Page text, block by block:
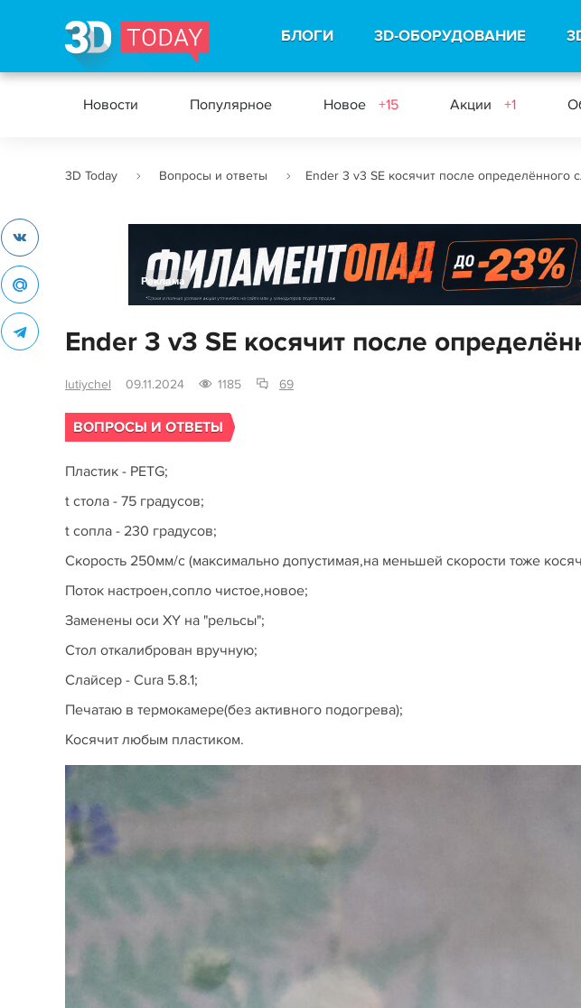
БЛОГИ 3D-ОБОРУДОВАНИЕ
Новости Популярное Новое +15 Акции +1
3D Today Вопросы и ответы Ender 3 v3 SE косячит после определённого
Реклама
Ender 3 v3 SE косячит после
lutiychel 09.11.2024 1185 69
ВОПРОСЫ И ОТВЕТЫ
Пластик - PETG;
t стола - 75 градусов;
t сопла - 230 градусов;
Скорость 250мм/c (максимально допустимая,на меньшей скорости тоже
Поток настроен,сопло чистое,новое;
Заменены оси XY на "рельсы";
Стол откалиброван вручную;
Слайсер - Cura 5.8.1;
Печатаю в термокамере(без активного подогрева);
Косячит любым пластиком.